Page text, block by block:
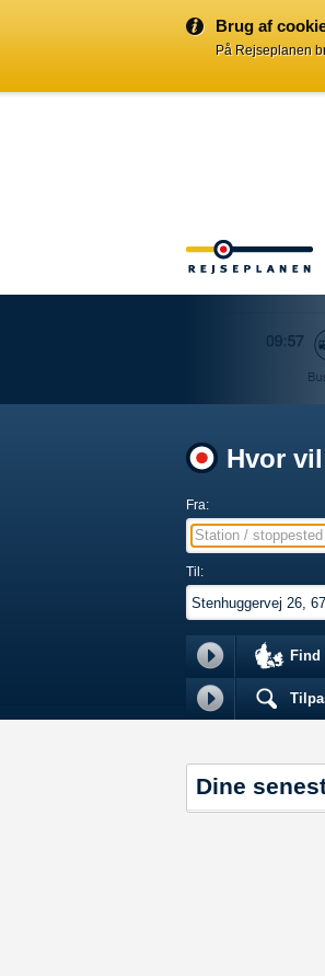
Brug af
På Rejseplanen
Hvor
Fra:
Station /
Til:
Find
Dine